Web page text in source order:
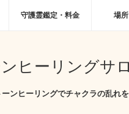
守護霊鑑定・料金 場
ヒーリングサ
ンヒーリングでチャクラの乱れ